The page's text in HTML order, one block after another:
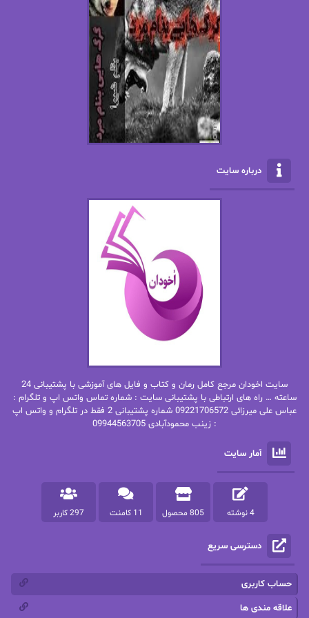
اصغر زاده
اکرم محمدی
الف صاد
الکساندر دوما
الناز پاکپور‌
الناز محمدی
امیر فرهی
باران
بهار سلطانی
بهاره شیرازی
بهاره.م
بیتا فرخی
پاتریشیا ویلسون پرتو فرهمند
پرستو اسحقی
پرستو مهاجر
پرهام رسولی
پروانه قدیمی پروانه محمدی
پریسا شکور(طوفان خاموش)
پنلوپه وارد
درباره سایت
سایت اخودان مرجع کامل رمان و کتاب و فایل های آموزشی با پشتیبانی 24
ساعته … راه های ارتباطی با پشتیبانی سایت : شماره تماس واتس اپ و تلگرام :
عباس علی میرزائی 09221706572 شماره پشتیبانی 2 فقط در تلگرام و واتس اپ
: زینب محمودآبادی 09944563705
آمار سایت
4 نوشته 805 محصول 11 کامنت 297 کاربر
دسترسی سریع
حساب کاربری
علاقه مندی ها